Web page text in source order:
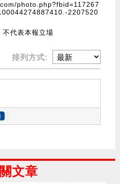
photo.php?fbid=117267
2207520
不代表本報立場
排列方式:
文章